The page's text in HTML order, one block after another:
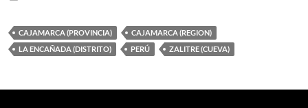
CAJAMARCA (PROVINCIA)
CAJAMARCA (REGION)
LA ENCAÑADA (DISTRITO)
PERÚ ZALITRE (CUEVA)